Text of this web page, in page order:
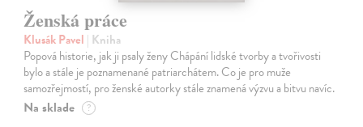
Ženská práce
Klusák Pavel | Kniha
Popová historie, jak ji psaly ženy Chápání lidské tvorby a tvořivosti
bylo a stále je poznamenané patriarchátem. Co je pro muže
samozřejmostí, pro ženské autorky stále znamená výzvu a bitvu navíc.
Na sklade ?